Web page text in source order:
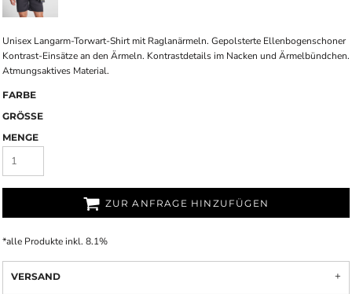
Unisex Langarm-Torwart-Shirt mit Raglanärmeln. Gepolsterte Ellenbogenschoner
Kontrast-Einsätze an den Ärmeln. Kontrastdetails im Nacken und Ärmelbündchen.
Atmungsaktives Material.
FARBE
GRÖSSE
MENGE
ZUR ANFRAGE HINZUFÜGEN
*alle Produkte inkl. 8.1%
VERSAND